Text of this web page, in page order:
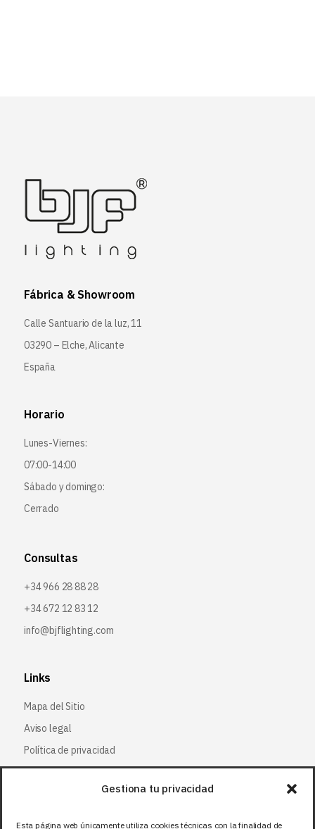
Gestiona tu privacidad
Esta página web únicamente utiliza cookies técnicas con la finalidad de
Fábrica & Showroom
Calle Santuario de la luz, 11
03290 – Elche, Alicante
España
Horario
Lunes-Viernes:
07:00-14:00
Sábado y domingo:
Cerrado
Consultas
+34 966 28 88 28
+34 672 12 83 12
info@bjflighting.com
Links
Mapa del Sitio
Aviso legal
Política de privacidad
Política de cookies
Síguenos